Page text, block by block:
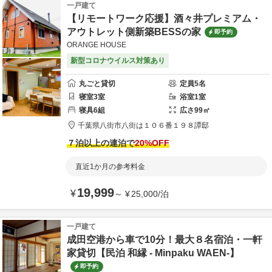
一戸建て
【リモートワーク応援】酒々井プレミアム・
アウトレット側新築BESSの家
即予約
ORANGE HOUSE
新型コロナウイルス対策あり
丸ごと貸切 定員5名
寝室3室 浴室1室
寝具6組 広さ99㎡
千葉県八街市八街は１０６番１９８譚邸
７泊以上の連泊で20%OFF
直近1か月の参考料金
¥19,999～ ¥25,000/泊
一戸建て
成田空港から車で10分！最大８名宿泊・一軒
家貸切【民泊 和縁 - Minpaku WAEN-】
即予約